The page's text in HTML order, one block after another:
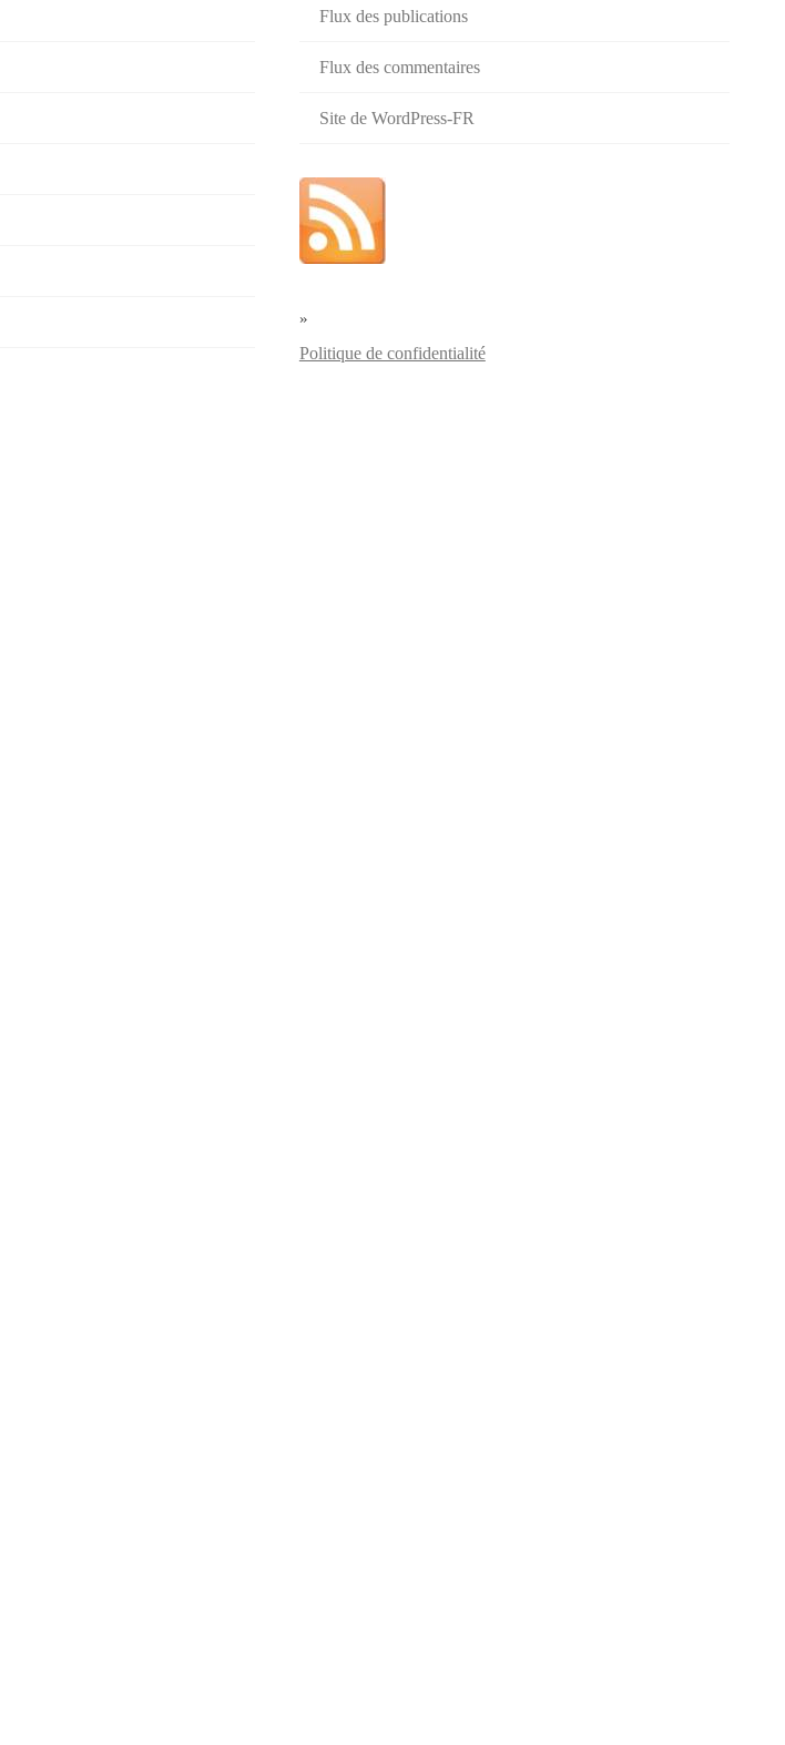
Flux des publications
Flux des commentaires
Site de WordPress-FR
»
Politique de confidentialité